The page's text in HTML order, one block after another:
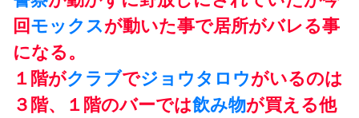
回モックスが動いた事で居所がバレる事
になる。
１階がクラブでジョウタロウがいるのは
３階、１階のバーでは飲み物が買える他